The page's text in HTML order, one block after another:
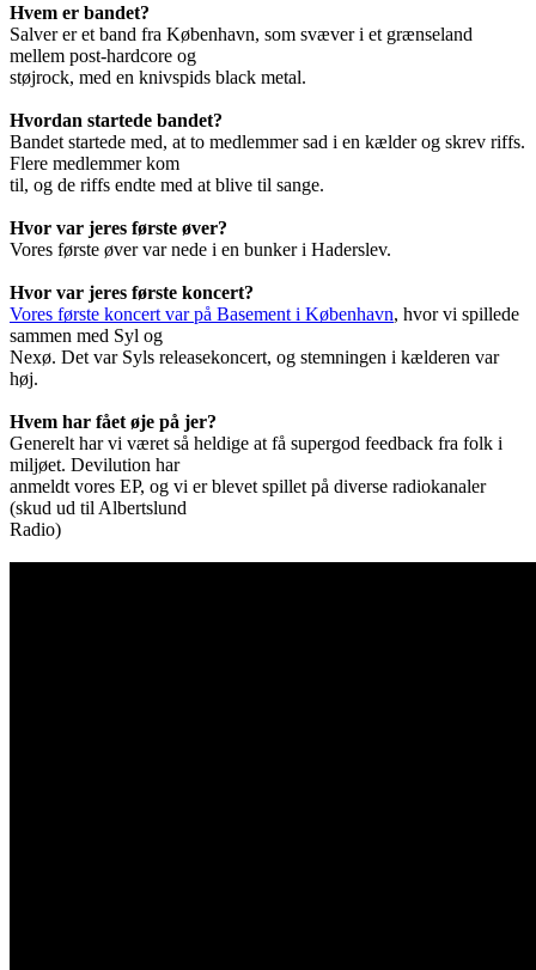
Hvem er bandet?
Salver er et band fra København, som svæver i et grænseland
mellem post-hardcore og
støjrock, med en knivspids black metal.
Hvordan startede bandet?
Bandet startede med, at to medlemmer sad i en kælder og skrev riffs.
Flere medlemmer kom
til, og de riffs endte med at blive til sange.
Hvor var jeres første øver?
Vores første øver var nede i en bunker i Haderslev.
Hvor var jeres første koncert?
Vores første koncert var på Basement i København, hvor vi spillede
sammen med Syl og
Nexø. Det var Syls releasekoncert, og stemningen i kælderen var
høj.
Hvem har fået øje på jer?
Generelt har vi været så heldige at få supergod feedback fra folk i
miljøet. Devilution har
anmeldt vores EP, og vi er blevet spillet på diverse radiokanaler
(skud ud til Albertslund
Radio)